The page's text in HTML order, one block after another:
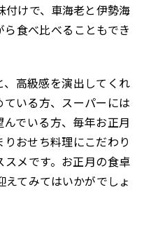
けで、車海老と伊勢海
食べ比べることもでき
高級感を演出してくれ
いる方、スーパーには
でいる方、毎年お正月
おせち料理にこだわり
メです。お正月の食卓
てみてはいかがでしょ